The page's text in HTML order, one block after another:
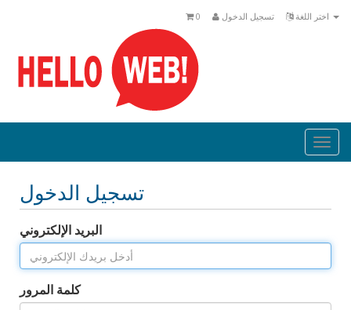
تسجيل الدخول 0
تسجيل الدخول
البريد الإلكتروني
كلمة المرور